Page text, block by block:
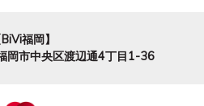
BiVi福岡】
岡市中央区渡辺通4丁目1-36